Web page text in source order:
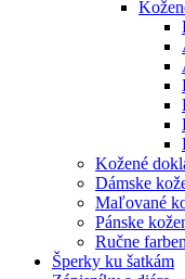
Kožené
Dámske
Maľované
Pánske
Ručne
Šperky ku šatkám